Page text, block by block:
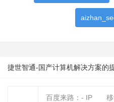
捷世智通-国产计算机解决方案的
百度来路： - IP